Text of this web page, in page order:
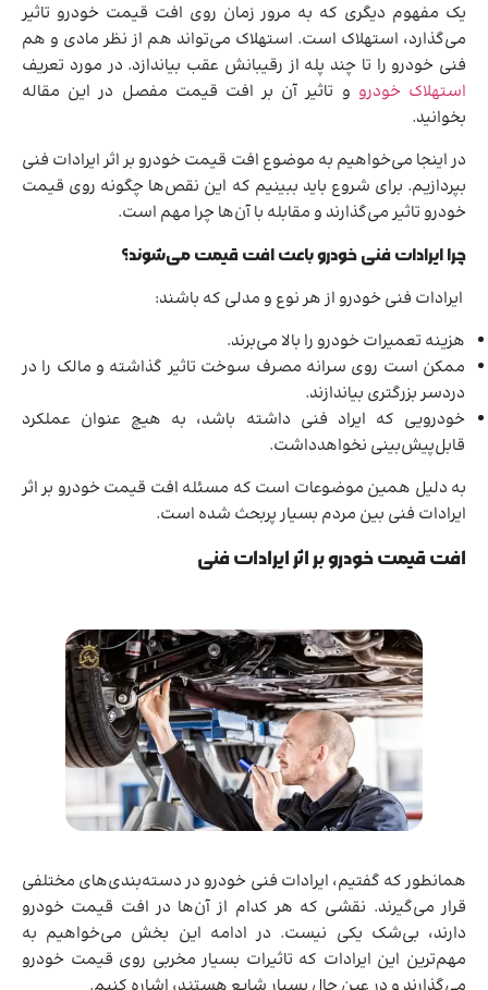
یک مفهوم دیگری که به مرور زمان روی افت قیمت خودرو تاثیر
می‌گذارد، استهلاک است. استهلاک می‌تواند هم از نظر مادی و هم
فنی خودرو را تا چند پله از رقیبانش عقب بیاندازد. در مورد تعریف
استهلاک خودرو و تاثیر آن بر افت قیمت مفصل در این مقاله
بخوانید.
در اینجا می‌خواهیم به موضوع افت قیمت خودرو بر اثر ایرادات فنی
بپردازیم. برای شروع باید ببینیم که این نقص‌ها چگونه روی قیمت
خودرو تاثیر می‌گذارند و مقابله با آن‌ها چرا مهم است.
چرا ایرادات فنی خودرو باعث افت قیمت می‌شوند؟
ایرادات فنی خودرو از هر نوع و مدلی که باشند:
هزینه تعمیرات خودرو را بالا می‌برند.
ممکن است روی سرانه مصرف سوخت تاثیر گذاشته و مالک را در
دردسر بزرگتری بیاندازند.
خودرویی که ایراد فنی داشته باشد، به هیچ عنوان عملکرد
قابل‌پیش‌بینی نخواهدداشت.
به دلیل همین موضوعات است که مسئله افت قیمت خودرو بر اثر
ایرادات فنی بین مردم بسیار پربحث شده است.
افت قیمت خودرو بر اثر ایرادات فنی
همانطور که گفتیم، ایرادات فنی خودرو در دسته‌بندی‌های مختلفی
قرار می‌گیرند. نقشی که هر کدام از آن‌ها در افت قیمت خودرو
دارند، بی‌شک یکی نیست. در ادامه این بخش می‌خواهیم به
مهم‌ترین این ایرادات که تاثیرات بسیار مخربی روی قیمت خودرو